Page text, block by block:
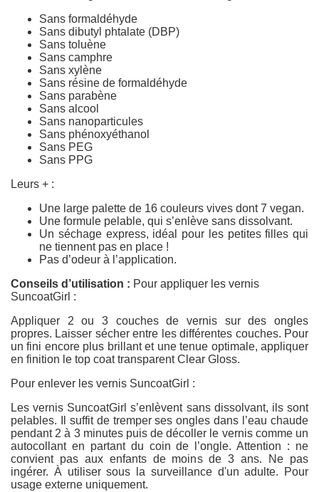
Sans formaldéhyde
Sans dibutyl phtalate (DBP)
Sans toluène
Sans camphre
Sans xylène
Sans résine de formaldéhyde
Sans parabène
Sans alcool
Sans nanoparticules
Sans phénoxyéthanol
Sans PEG
Sans PPG
Leurs + :
Une large palette de 16 couleurs vives dont 7 vegan.
Une formule pelable, qui s’enlève sans dissolvant.
Un séchage express, idéal pour les petites filles qui
ne tiennent pas en place !
Pas d’odeur à l’application.
Conseils d’utilisation : Pour appliquer les vernis
SuncoatGirl :
Appliquer 2 ou 3 couches de vernis sur des ongles
propres. Laisser sécher entre les différentes couches. Pour
un fini encore plus brillant et une tenue optimale, appliquer
en finition le top coat transparent Clear Gloss.
Pour enlever les vernis SuncoatGirl :
Les vernis SuncoatGirl s’enlèvent sans dissolvant, ils sont
pelables. Il suffit de tremper ses ongles dans l’eau chaude
pendant 2 à 3 minutes puis de décoller le vernis comme un
autocollant en partant du coin de l’ongle. Attention : ne
convient pas aux enfants de moins de 3 ans. Ne pas
ingérer. À utiliser sous la surveillance d'un adulte. Pour
usage externe uniquement.